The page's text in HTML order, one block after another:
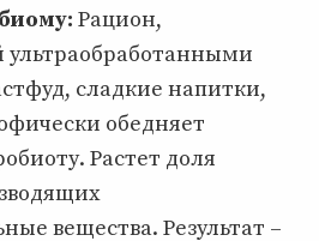
Рацион,
сладкие напитки,
обедняет
Растет доля
вещества. Результат –